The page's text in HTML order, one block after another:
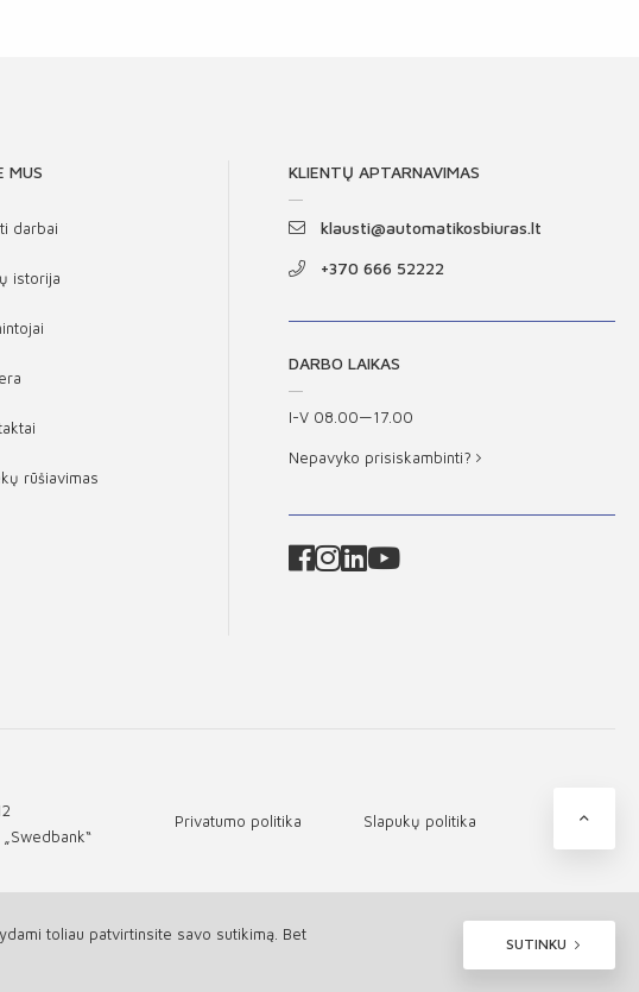
toliau patvirtinsite savo sutikimą. Bet
SUTINKU
MUS
darbai
istorija
rūšiavimas
KLIENTŲ APTARNAVIMAS
klausti@automatikosbiuras.lt
+370 666 52222
DARBO LAIKAS
I-V 08.00—17.00
Nepavyko prisiskambinti?
Privatumo politika Slapukų politika
Prijaukinta -Webas.lt